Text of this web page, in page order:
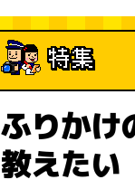
ふりかけ
教えたい